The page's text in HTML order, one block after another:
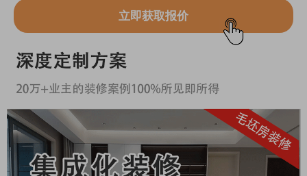
立即获取报价